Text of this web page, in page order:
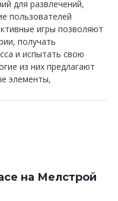
для развлечений,
пользователей
игры позволяют
получать
и испытать свою
из них предлагают
элементы,
на Мелстрой